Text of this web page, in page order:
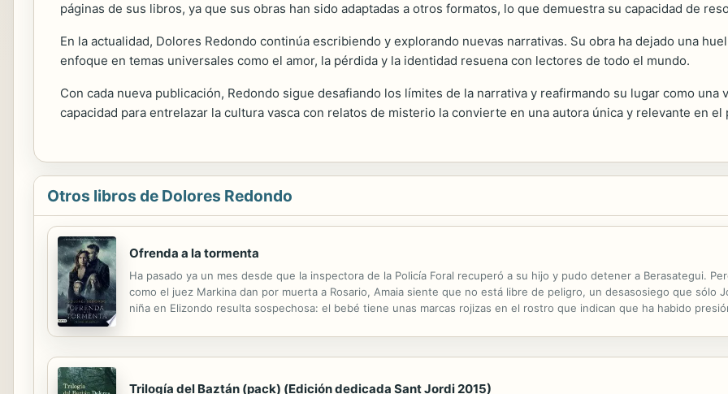
páginas de sus libros, ya que sus obras han sido adaptadas a otros formatos, lo que demuestra su capacidad de
En la actualidad, Dolores Redondo continúa escribiendo y explorando nuevas narrativas. Su obra ha dejado una
enfoque en temas universales como el amor, la pérdida y la identidad resuena con lectores de todo el mundo.
Con cada nueva publicación, Redondo sigue desafiando los límites de la narrativa y reafirmando su lugar como
capacidad para entrelazar la cultura vasca con relatos de misterio la convierte en una autora única y relevante en el
Otros libros de Dolores Redondo
Ofrenda a la tormenta
Ha pasado ya un mes desde que la inspectora de la Policía Foral recuperó a su hijo y pudo detener a Berasategui.
como el juez Markina dan por muerta a Rosario, Amaia siente que no está libre de peligro, un desasosiego que sólo
niña en Elizondo resulta sospechosa: el bebé tiene unas marcas rojizas en el rostro que indican que ha habido
Trilogía del Baztán (pack) (Edición dedicada Sant Jordi 2015)